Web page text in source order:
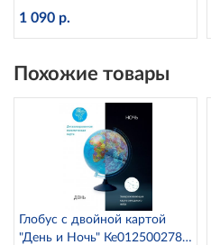
1 090 р.
Похожие товары
Глобус с двойной картой
"День и Ночь" Ке012500278